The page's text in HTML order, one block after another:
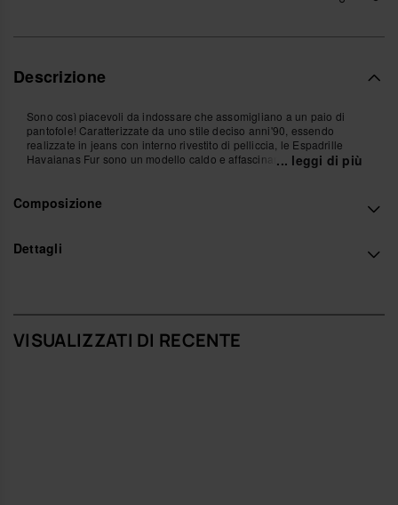
Descrizione
Sono così piacevoli da indossare che assomigliano a un paio di
pantofole! Caratterizzate da uno stile deciso anni'90, essendo
realizzate in jeans con interno rivestito di pelliccia, le Espadrille
Havaianas Fur sono un modello caldo e affascinante.
Questa calzatura bicolore gioca con le tonalità del blu e sarà l'alleato
Acquista online su www.havaianas-store.com, il negozio ufficiale
... leggi di più
Composizione
Dettagli
VISUALIZZATI DI RECENTE